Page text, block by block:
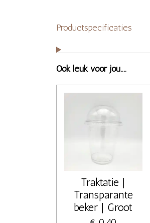
Productspecificaties
Ook leuk voor jou....
Traktatie |
Transparante
beker | Groot